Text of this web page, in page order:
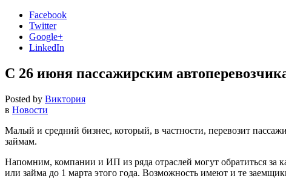
Facebook
Twitter
Google+
LinkedIn
С 26 июня пассажирским
Posted by Виктория
в Новости
Малый и средний бизнес, который, в частности, перевозит
займам.
Напомним, компании и ИП из ряда отраслей могут обратиться за
или займа до 1 марта этого года. Возможность имеют и те